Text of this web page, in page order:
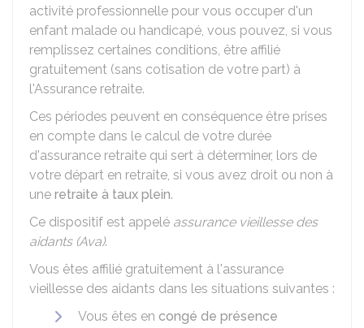
activité professionnelle pour vous occuper d'un
enfant malade ou handicapé, vous pouvez, si vous
remplissez certaines conditions, être affilié
gratuitement (sans cotisation de votre part) à
l'Assurance retraite.
Ces périodes peuvent en conséquence être prises
en compte dans le calcul de votre durée
d'assurance retraite qui sert à déterminer, lors de
votre départ en retraite, si vous avez droit ou non à
une retraite à taux plein.
Ce dispositif est appelé assurance vieillesse des
aidants (Ava).
Vous êtes affilié gratuitement à l'assurance
vieillesse des aidants dans les situations suivantes :
Vous êtes en congé de présence